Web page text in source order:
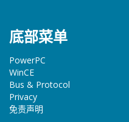
底部菜单
PowerPC
WinCE
Bus & Protocol
Privacy
免责声明